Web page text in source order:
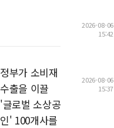
정부가 소비재
수출을 이끌
'글로벌 소상공
인' 100개사를
2026-08-06
15:42
2026-08-06
15:37